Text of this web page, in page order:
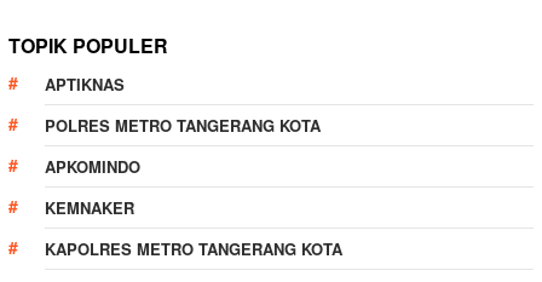
TOPIK POPULER
APTIKNAS
POLRES METRO TANGERANG KOTA
APKOMINDO
KEMNAKER
KAPOLRES METRO TANGERANG KOTA